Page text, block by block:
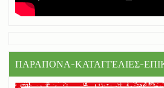
ΠΑΡΑΠΟΝΑ-ΚΑΤΑΓΓΕΛΙΕΣ-